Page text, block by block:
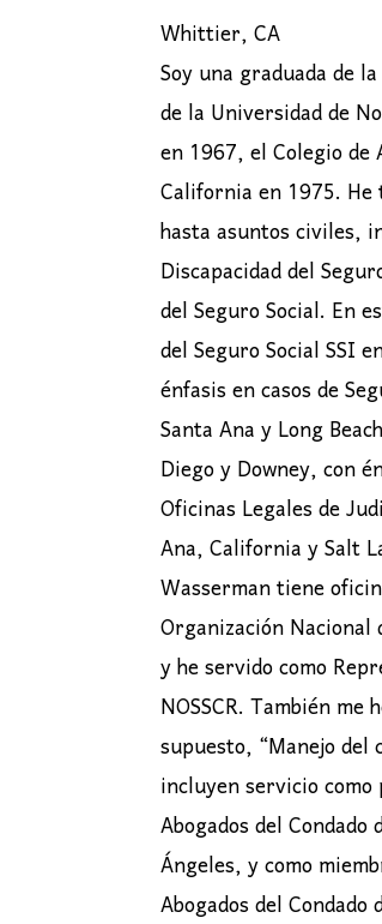
Whittier, CA
Soy una graduada de
de la Universidad de
en 1967, el Colegio de
California en 1975. He
hasta asuntos civiles,
Discapacidad del
del Seguro Social. En
del Seguro Social SSI
énfasis en casos de
Santa Ana y Long
Diego y Downey, con
Oficinas Legales de
Ana, California y Salt
Wasserman tiene
Organización Nacional
y he servido como
NOSSCR. También
supuesto, “Manejo del
incluyen servicio como
Abogados del
Ángeles, y como
Abogados del